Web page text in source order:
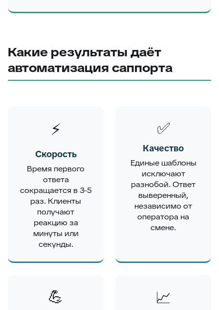
Какие результаты даёт
автоматизация саппорта
⚡
Скорость
Время первого
ответа
сокращается в 3-5
раз. Клиенты
получают
реакцию за
минуты или
секунды.
✅
Качество
Единые шаблоны
исключают
разнобой. Ответ
выверенный,
независимо от
оператора на
смене.
💪 📈